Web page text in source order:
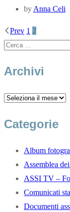
by Anna Celi
Prev 1 2
Archivi
Categorie
Album
Assemblea
ASSI TV –
Comunicati
Documenti